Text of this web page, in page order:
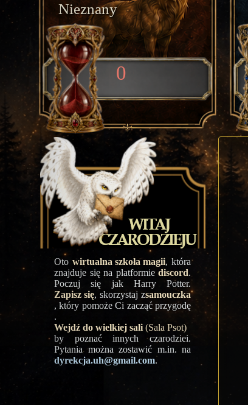
0
Nieznany
Oto wirtualna szkoła magii, która
znajduje się na platformie discord.
Poczuj się jak Harry Potter.
Zapisz się, skorzystaj zsamouczka
, który pomoże Ci zacząć przygodę
.
Wejdź do wielkiej sali (Sala Psot)
by poznać innych czarodziei.
Pytania można zostawić m.in. na
dyrekcja.uh@gmail.com.